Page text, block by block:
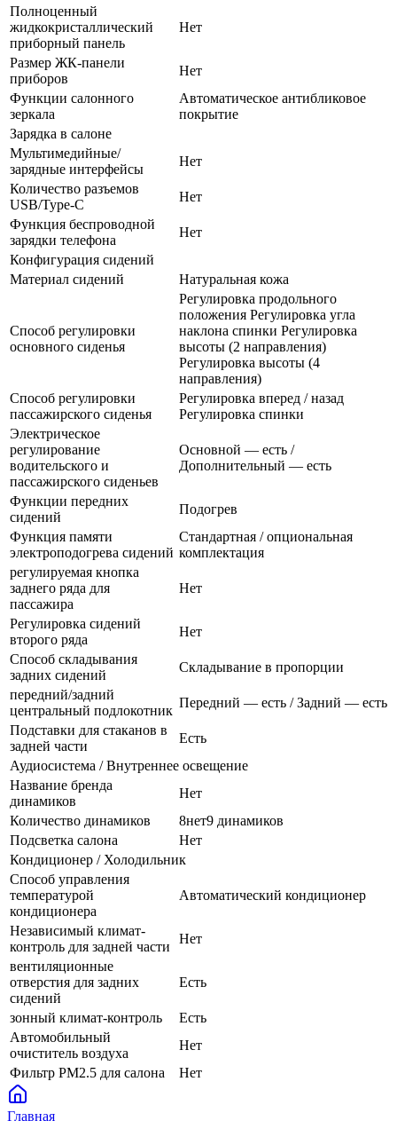
Полноценный
жидкокристаллический
приборный панель
Нет
Размер ЖК-панели
приборов
Нет
Функции салонного
зеркала
Автоматическое антибликовое
покрытие
Зарядка в салоне
Мультимедийные/
зарядные интерфейсы
Нет
Количество разъемов
USB/Type-C
Нет
Функция беспроводной
зарядки телефона
Нет
Конфигурация сидений
Материал сидений
Натуральная кожа
Способ регулировки
основного сиденья
Регулировка продольного
положения Регулировка угла
наклона спинки Регулировка
высоты (2 направления)
Регулировка высоты (4
направления)
Способ регулировки
пассажирского сиденья
Регулировка вперед / назад
Регулировка спинки
Электрическое
регулирование
водительского и
пассажирского сиденьев
Основной — есть /
Дополнительный — есть
Функции передних
сидений
Подогрев
Функция памяти
электроподогрева сидений
Стандартная / опциональная
комплектация
регулируемая кнопка
заднего ряда для
пассажира
Нет
Регулировка сидений
второго ряда
Нет
Способ складывания
задних сидений
Складывание в пропорции
передний/задний
центральный подлокотник
Передний — есть / Задний — есть
Подставки для стаканов в
задней части
Есть
Аудиосистема / Внутреннее освещение
Название бренда
динамиков
Нет
Количество динамиков
8нет9 динамиков
Подсветка салона
Нет
Кондиционер / Холодильник
Способ управления
температурой
кондиционера
Автоматический кондиционер
Независимый климат-
контроль для задней части
Нет
вентиляционные
отверстия для задних
сидений
Есть
зонный климат-контроль
Есть
Автомобильный
очиститель воздуха
Нет
Фильтр PM2.5 для салона
Нет
Главная